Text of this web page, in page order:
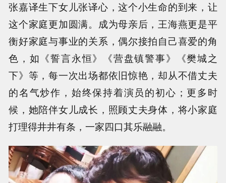
张嘉译生下女儿张译心，这个小生命的到来，让
这个家庭更加圆满。成为母亲后，王海燕更是平
衡好家庭与事业的关系，偶尔接拍自己喜爱的角
色，如《誓言永恒》《营盘镇警事》《樊城之
下》等，每一次出场都依旧惊艳，却从不借丈夫
的名气炒作，始终保持着演员的初心；更多时
候，她陪伴女儿成长，照顾丈夫身体，将小家庭
打理得井井有条，一家四口其乐融融。